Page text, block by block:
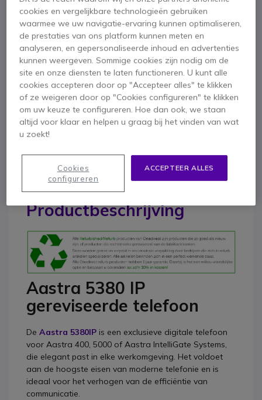
Hands free
Agenda 350 records met toegang tot de algemene map
Dempen
PoE-kracht
7-regelig display met 34 tekens
Ondersteunt maximaal 3 toetsenborduitbreidingsmodules
Gereviseerd product
Toon meer
Meegeleverd in de doos
Aastra 5380 IP Krullende kabel
Telefoon kabel
LAN-kabel
Kantel- en wandsteun Handleiding
Productbeschrijving
Aastra 5380 IP
gereviseerde telefoon
De Aastra 5380IP is een exclusieve digitale telefoon
voor Aastra 400, 5000 of Aastra IntelliGate Systems,
die elegant past in elke werkomgeving. Het voldoet
aan de hoogste eisen van moderne telefonie en is
ideaal voor het verhogen van de efficiëntie van
communicatie.
cookies en vergelijkbare technologieën gebruiken
waarmee we uw navigatie-ervaring kunnen optimaliseren,
de prestaties van ons platform kunnen meten en
analyseren, en gepersonaliseerde inhoud en advertenties
kunnen weergeven. Sommige cookies zijn nodig om de
site en onze diensten te laten functioneren. U kunt alle
cookies accepteren door op "Accepteer alles" te klikken
of ze weigeren door op "Cookies configureren" te klikken
om uw keuze te configureren. Hoe dan ook, we staan
altijd voor klaar en helpen u graag bij het vinden van wat
u zoekt!
ACCEPTEER ALLES
Cookies
configureren